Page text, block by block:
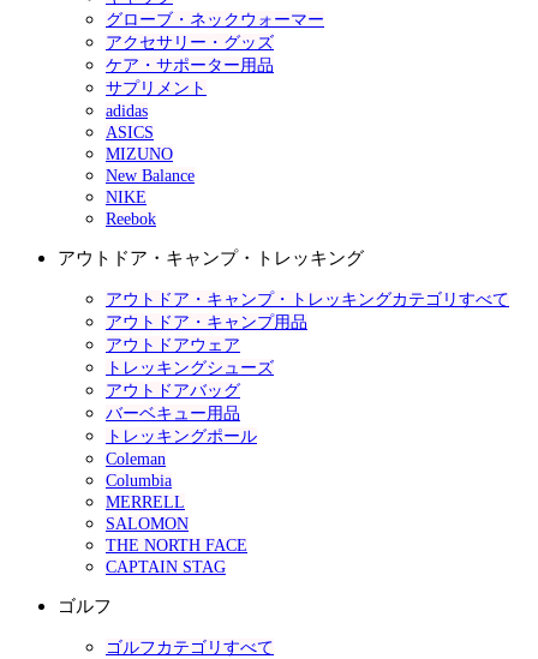
グローブ・ネックウォーマー
アクセサリー・グッズ
ケア・サポーター用品
サプリメント
adidas
ASICS
MIZUNO
New Balance
NIKE
Reebok
アウトドア・キャンプ・トレッキング
アウトドア・キャンプ・トレッキングカテゴリすべて
アウトドア・キャンプ用品
アウトドアウェア
トレッキングシューズ
アウトドアバッグ
バーベキュー用品
トレッキングポール
Coleman
Columbia
MERRELL
SALOMON
THE NORTH FACE
CAPTAIN STAG
ゴルフ
ゴルフカテゴリすべて